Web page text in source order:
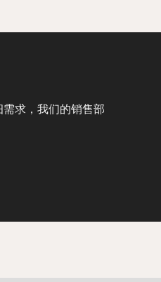
求，我们的销售部